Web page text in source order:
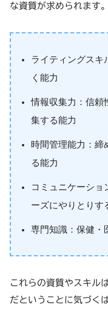
な資質が求められます。
ライティングスキ
く能力
情報収集力：信頼
集する能力
時間管理能力：締
る能力
コミュニケーショ
ーズにやりとりす
専門知識：保健・
これらの資質やスキルは
だということに気づく